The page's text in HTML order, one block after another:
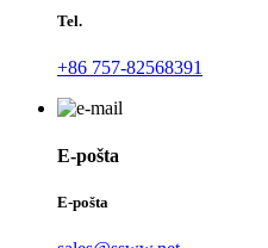
Tel.
+86 757-82568391
E-pošta
E-pošta